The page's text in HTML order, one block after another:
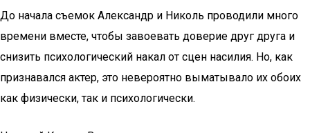
До начала съемок Александр и Николь проводили много
времени вместе, чтобы завоевать доверие друг друга и
снизить психологический накал от сцен насилия. Но, как
признавался актер, это невероятно выматывало их обоих
как физически, так и психологически.